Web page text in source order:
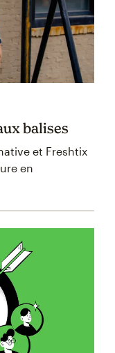
balises
et Freshtix
en